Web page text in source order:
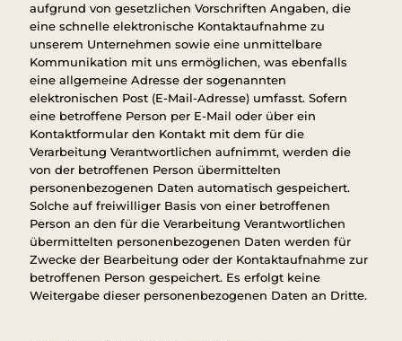
aufgrund von gesetzlichen Vorschriften Angaben, die
eine schnelle elektronische Kontaktaufnahme zu
unserem Unternehmen sowie eine unmittelbare
Kommunikation mit uns ermöglichen, was ebenfalls
eine allgemeine Adresse der sogenannten
elektronischen Post (E-Mail-Adresse) umfasst. Sofern
eine betroffene Person per E-Mail oder über ein
Kontaktformular den Kontakt mit dem für die
Verarbeitung Verantwortlichen aufnimmt, werden die
von der betroffenen Person übermittelten
personenbezogenen Daten automatisch gespeichert.
Solche auf freiwilliger Basis von einer betroffenen
Person an den für die Verarbeitung Verantwortlichen
übermittelten personenbezogenen Daten werden für
Zwecke der Bearbeitung oder der Kontaktaufnahme zur
betroffenen Person gespeichert. Es erfolgt keine
Weitergabe dieser personenbezogenen Daten an Dritte.